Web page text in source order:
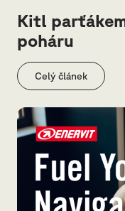
Kitl
poháru
Celý článek